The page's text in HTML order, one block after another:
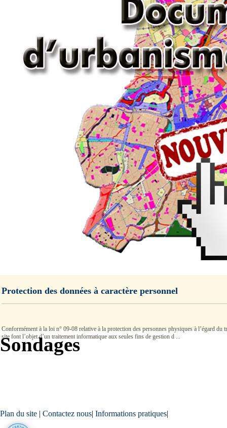
Protection des données à caractère personnel
Conformément à la loi n° 09-08 relative à la protection des personnes physiques à l’égard
site font l’objet d’un traitement informatique aux seules fins de gestion d ...
Sondages
Plan du site | Contactez nous| Informations pratiques|